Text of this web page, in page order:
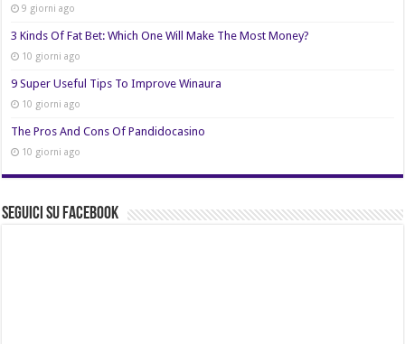
9 giorni ago
3 Kinds Of Fat Bet: Which One Will Make The Most Money?
10 giorni ago
9 Super Useful Tips To Improve Winaura
10 giorni ago
The Pros And Cons Of Pandidocasino
10 giorni ago
Seguici su Facebook